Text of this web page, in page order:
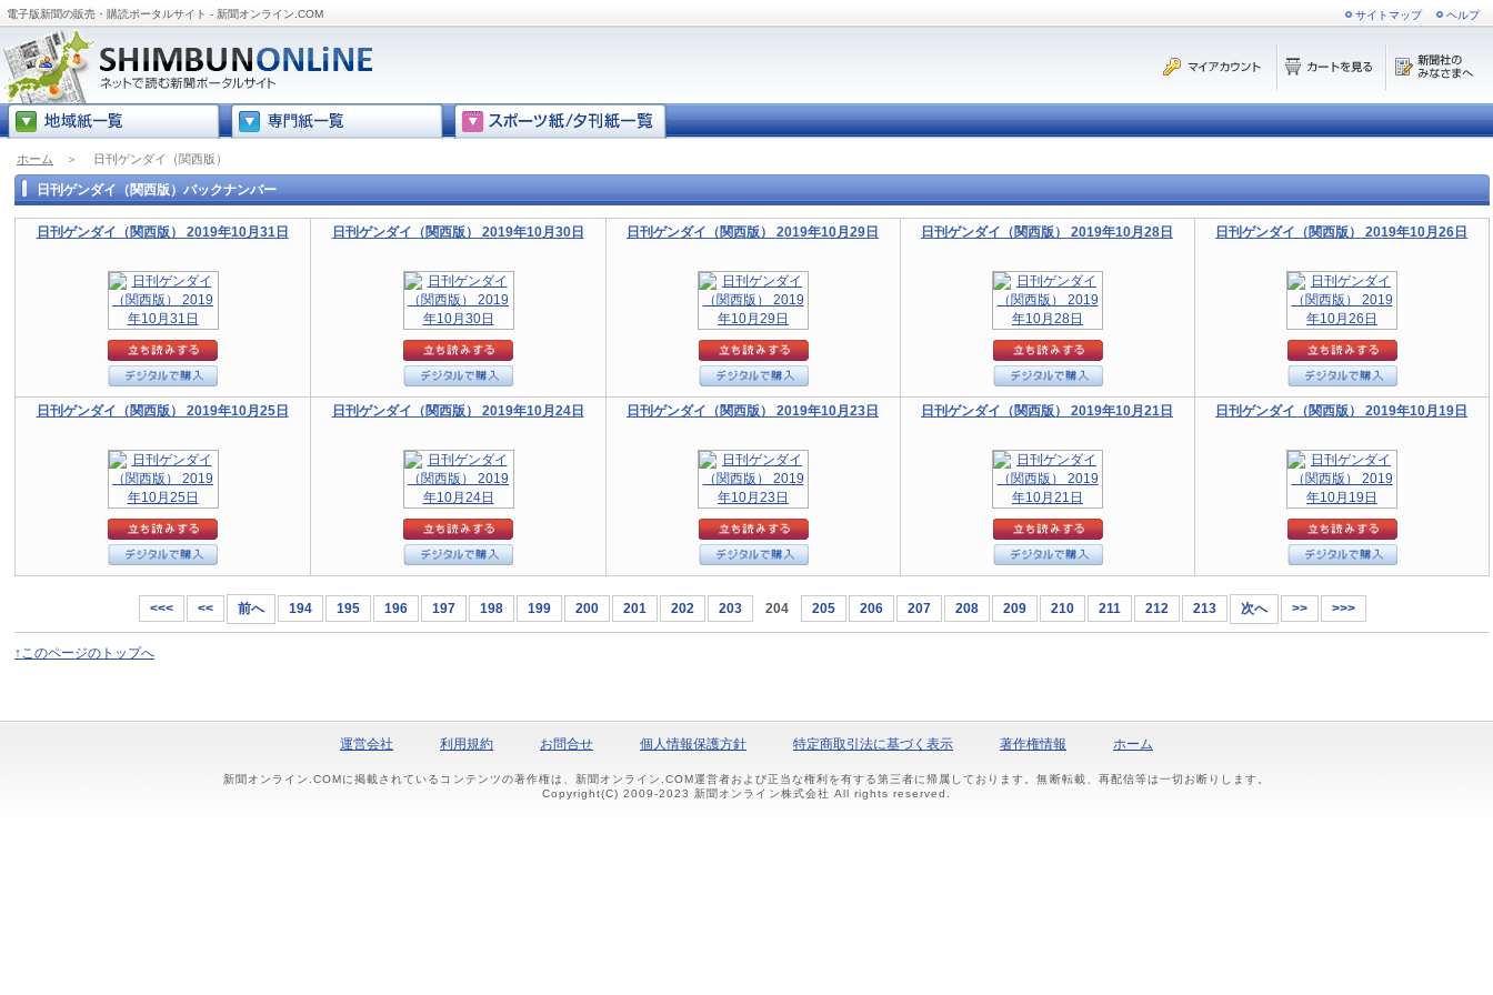
電子版新聞の販売・購読ポータルサイト - 新聞オンライン.COM サイトマップ ヘルプ
ホーム ＞ 日刊ゲンダイ（関西版）
日刊ゲンダイ（関西版）バックナンバー
日刊ゲンダイ（関西版） 2019年10月31日 日刊ゲンダイ（関西版） 2019年10月30日 日刊ゲンダイ（関西版） 2019年10月29日 日刊ゲンダイ（関西版） 2019年10月28日 日刊ゲンダイ（関西版） 2019年10月26日
日刊ゲンダイ（関西版） 2019年10月25日 日刊ゲンダイ（関西版） 2019年10月24日 日刊ゲンダイ（関西版） 2019年10月23日 日刊ゲンダイ（関西版） 2019年10月21日 日刊ゲンダイ（関西版） 2019年10月19日
<<< << 前へ 194 195 196 197 198 199 200 201 202 203 204 205 206 207 208 209 210 211 212 213 次へ >> >>>
↑このページのトップへ
運営会社 利用規約 お問合せ 個人情報保護方針 特定商取引法に基づく表示 著作権情報 ホーム
新聞オンライン.COMに掲載されているコンテンツの著作権は、新聞オンライン.COM運営者および正当な権利を有する第三者に帰属しております。無断転載、再配信等は一切お断りします。
Copyright(C) 2009-2023 新聞オンライン株式会社 All rights reserved.